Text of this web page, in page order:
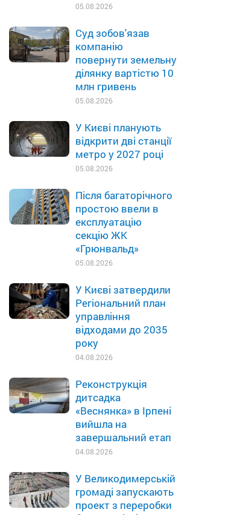
05.08.2026
Суд зобов'язав
компанію
повернути земельну
ділянку вартістю 10
млн гривень
05.08.2026
У Києві планують
відкрити дві станції
метро у 2027 році
05.08.2026
Після багаторічного
простою ввели в
експлуатацію
секцію ЖК
«Грюнвальд»
05.08.2026
У Києві затвердили
Регіональний план
управління
відходами до 2035
року
04.08.2026
Реконструкція
дитсадка
«Веснянка» в Ірпені
вийшла на
завершальний етап
04.08.2026
У Великодимерській
громаді запускають
проект з переробки